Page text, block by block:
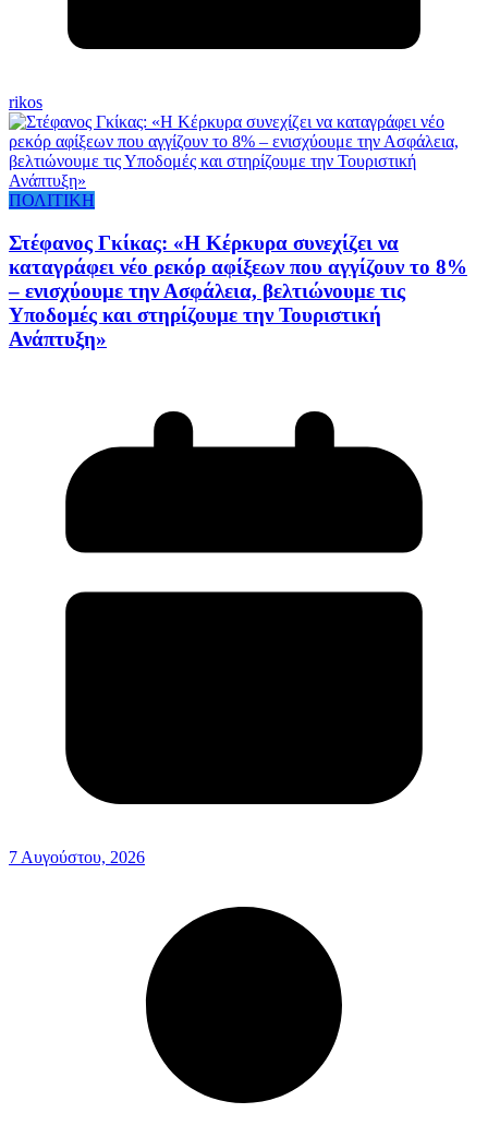
rikos
ΠΟΛΙΤΙΚΗ
Στέφανος Γκίκας: «Η Κέρκυρα συνεχίζει να
καταγράφει νέο ρεκόρ αφίξεων που αγγίζουν το 8%
– ενισχύουμε την Ασφάλεια, βελτιώνουμε τις
Υποδομές και στηρίζουμε την Τουριστική
Ανάπτυξη»
7 Αυγούστου, 2026